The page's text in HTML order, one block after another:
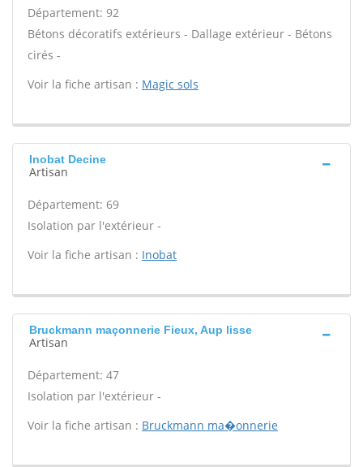
Département: 92
Bétons décoratifs extérieurs - Dallage extérieur - Bétons
cirés -
Voir la fiche artisan : Magic sols
Inobat Decine
Artisan
Département: 69
Isolation par l'extérieur -
Voir la fiche artisan : Inobat
Bruckmann maçonnerie Fieux, Aup lisse
Artisan
Département: 47
Isolation par l'extérieur -
Voir la fiche artisan : Bruckmann ma�onnerie